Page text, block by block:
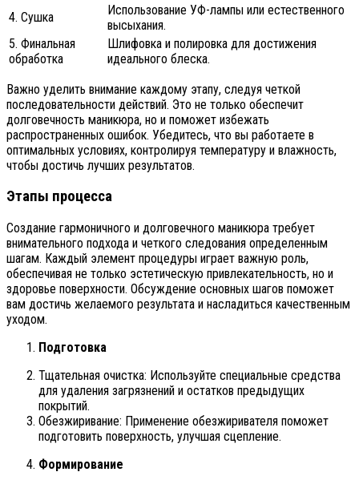
4. Сушка
Использование УФ-лампы или естественного
высыхания.
5. Финальная
обработка
Шлифовка и полировка для достижения
идеального блеска.
Важно уделить внимание каждому этапу, следуя четкой
последовательности действий. Это не только обеспечит
долговечность маникюра, но и поможет избежать
распространенных ошибок. Убедитесь, что вы работаете в
оптимальных условиях, контролируя температуру и влажность,
чтобы достичь лучших результатов.
Этапы процесса
Создание гармоничного и долговечного маникюра требует
внимательного подхода и четкого следования определенным
шагам. Каждый элемент процедуры играет важную роль,
обеспечивая не только эстетическую привлекательность, но и
здоровье поверхности. Обсуждение основных шагов поможет
вам достичь желаемого результата и насладиться качественным
уходом.
Подготовка
Тщательная очистка: Используйте специальные средства
для удаления загрязнений и остатков предыдущих
покрытий.
Обезжиривание: Применение обезжиривателя поможет
подготовить поверхность, улучшая сцепление.
Формирование